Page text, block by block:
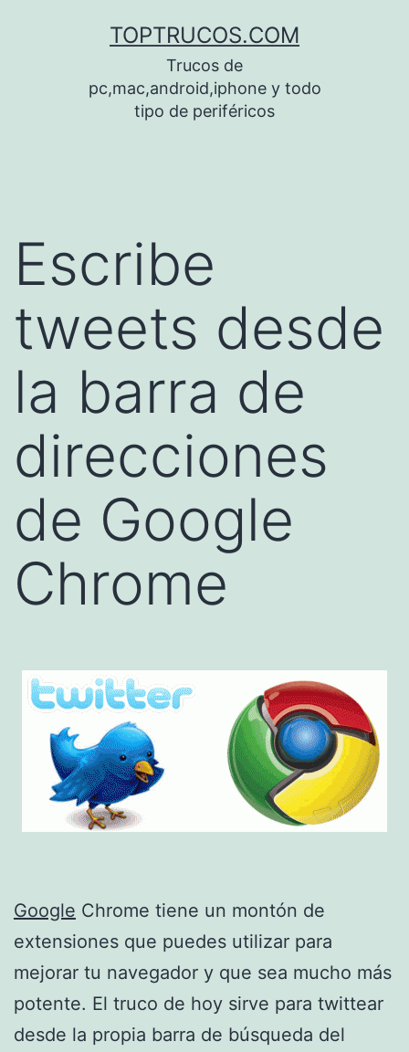
TOPTRUCOS.COM
Trucos de
pc,mac,android,iphone y todo
tipo de periféricos
Escribe
tweets desde
la barra de
direcciones
de Google
Chrome
Google Chrome tiene un montón de
extensiones que puedes utilizar para
mejorar tu navegador y que sea mucho más
potente. El truco de hoy sirve para twittear
desde la propia barra de búsqueda del